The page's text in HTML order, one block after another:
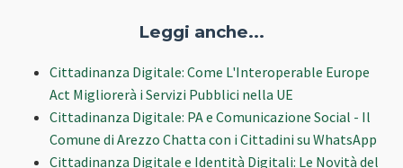
Leggi anche...
Cittadinanza Digitale: Come L'Interoperable Europe
Act Migliorerà i Servizi Pubblici nella UE
Cittadinanza Digitale: PA e Comunicazione Social - Il
Comune di Arezzo Chatta con i Cittadini su WhatsApp
Cittadinanza Digitale e Identità Digitali: Le Novità del